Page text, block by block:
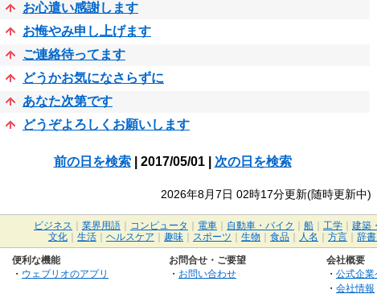
お心遣い感謝します
お悔やみ申し上げます
ご連絡待ってます
どうかお気になさらずに
あなた次第です
どうぞよろしくお願いします
前の日を検索| 2017/05/01 | 次の日を検索
2026年8月7日 02時17分更新(随時更新中)
ビジネス 業界用語 コンピュータ 電車 自動車・バイク 船 工学 建築
文化
生活 ヘルスケア 趣味 スポーツ 生物 食品 人名 方言 辞
便利な機能
・ ウェブリオのアプリ
お問合せ・ご要望
・ お問い合わせ
会社概要
・ 公式企業
・ 会社情報